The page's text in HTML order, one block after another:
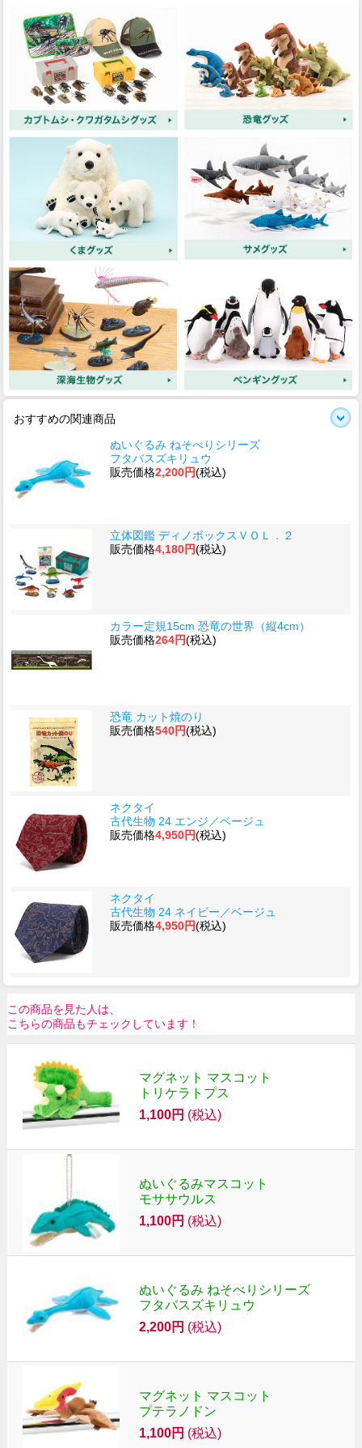
おすすめの関連商品
ぬいぐるみ ねそべりシリーズ
フタバスズキリュウ
販売価格2,200円(税込)
立体図鑑 ディノボックスＶＯＬ．２
販売価格4,180円(税込)
カラー定規15cm 恐竜の世界（縦4cm）
販売価格264円(税込)
恐竜 カット焼のり
販売価格540円(税込)
ネクタイ
古代生物 24 エンジ／ベージュ
販売価格4,950円(税込)
ネクタイ
古代生物 24 ネイビー／ベージュ
販売価格4,950円(税込)
この商品を見た人は、
こちらの商品もチェックしています！
マグネット マスコット
トリケラトプス
1,100円 (税込)
ぬいぐるみマスコット
モササウルス
1,100円 (税込)
ぬいぐるみ ねそべりシリーズ
フタバスズキリュウ
2,200円 (税込)
マグネット マスコット
プテラノドン
1,100円 (税込)